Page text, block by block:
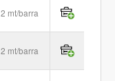
2 mt/barra
2 mt/barra